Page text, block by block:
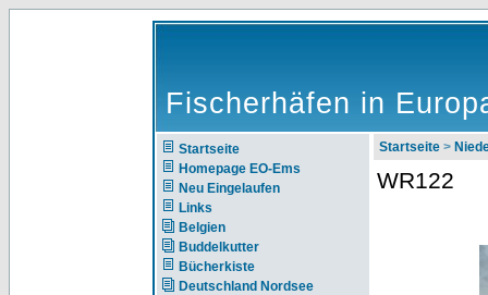
Fischerhäfen in
Startseite
Homepage EO-Ems
Neu Eingelaufen
Links
Belgien
Buddelkutter
Bücherkiste
Deutschland Nordsee
Startseite >
WR122